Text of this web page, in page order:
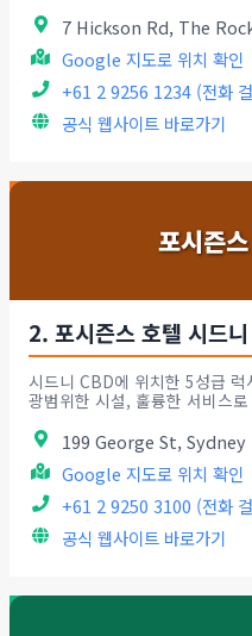
7 Hickson Rd, The
Google 지도로 위치 확인
+61 2 9256 1234 (전화
공식 웹사이트 바로가기
포시즌
2. 포시즌스 호텔 시드니
시드니 CBD에 위치한 5성급
광범위한 시설, 훌륭한 서비스
199 George St, Sydney
Google 지도로 위치 확인
+61 2 9250 3100 (전화
공식 웹사이트 바로가기